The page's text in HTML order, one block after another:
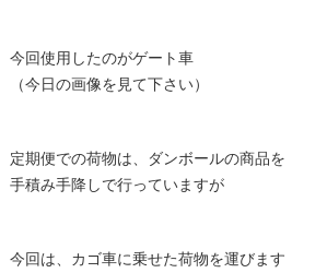
今回使用したのがゲート車
（今日の画像を見て下さい）
定期便での荷物は、ダンボールの商品を
手積み手降しで行っていますが
今回は、カゴ車に乗せた荷物を運びます